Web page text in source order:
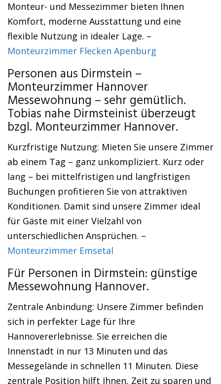
Monteur- und Messezimmer bieten Ihnen
Komfort, moderne Ausstattung und eine
flexible Nutzung in idealer Lage. –
Monteurzimmer Flecken Apenburg
Personen aus Dirmstein –
Monteurzimmer Hannover
Messewohnung – sehr gemütlich.
Tobias nahe Dirmsteinist überzeugt
bzgl. Monteurzimmer Hannover.
Kurzfristige Nutzung: Mieten Sie unsere Zimmer
ab einem Tag – ganz unkompliziert. Kurz oder
lang – bei mittelfristigen und langfristigen
Buchungen profitieren Sie von attraktiven
Konditionen. Damit sind unsere Zimmer ideal
für Gäste mit einer Vielzahl von
unterschiedlichen Ansprüchen. –
Monteurzimmer Emsetal
Für Personen in Dirmstein: günstige
Messewohnung Hannover.
Zentrale Anbindung: Unsere Zimmer befinden
sich in perfekter Lage für Ihre
Hannovererlebnisse. Sie erreichen die
Innenstadt in nur 13 Minuten und das
Messegelände in schnellen 11 Minuten. Diese
zentrale Position hilft Ihnen, Zeit zu sparen und